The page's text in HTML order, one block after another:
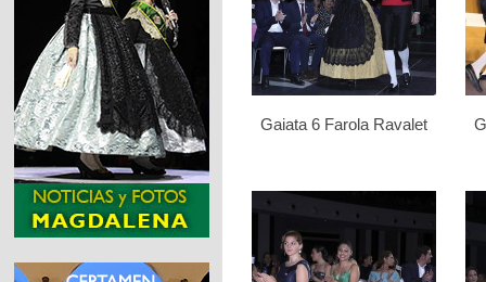
Gaiata 6 Farola Ravalet